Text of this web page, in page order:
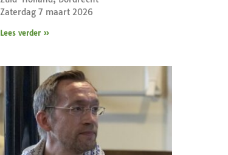
Zaterdag 7 maart 2026
Lees verder »